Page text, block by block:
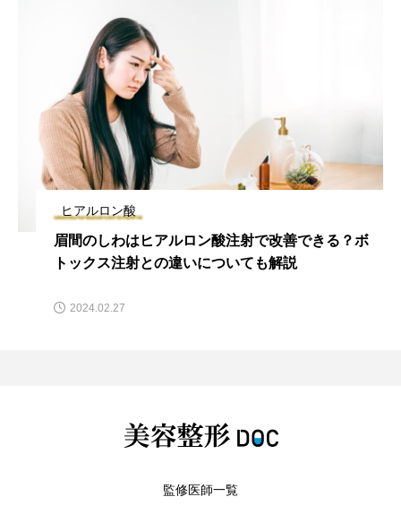
ヒアルロン酸
眉間のしわはヒアルロン酸注射で改善できる？ボ
トックス注射との違いについても解説
2024.02.27
監修医師一覧